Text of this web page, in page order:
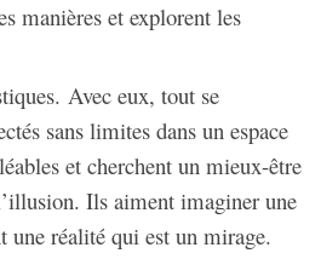
manières et explorent les
Avec eux, tout se
sans limites dans un espace
et cherchent un mieux-être
Ils aiment imaginer une
une réalité qui est un mirage.